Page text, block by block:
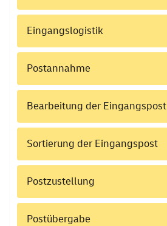
Eingangslogistik
Postannahme
Bearbeitung der Eingangspost
Sortierung der Eingangspost
Postzustellung
Postübergabe